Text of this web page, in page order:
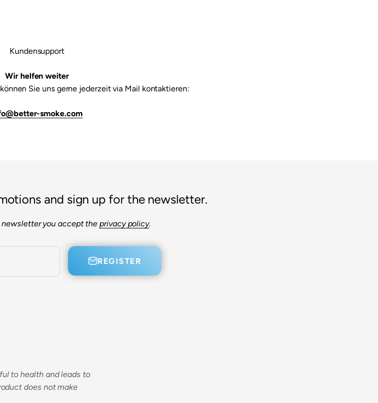
Kundensupport
Wir helfen weiter
Sie uns gerne jederzeit via Mail kontaktieren:
smoke.com
and sign up for the newsletter.
newsletter you accept theprivacy policy.
REGISTER
to health and leads to
does not make